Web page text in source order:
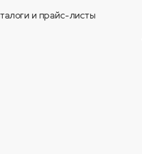
и прайс-листы